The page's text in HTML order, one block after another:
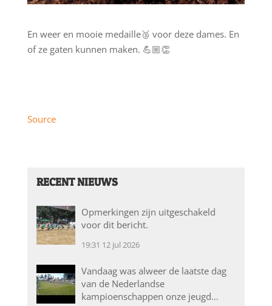
En weer en mooie medaille🥉 voor deze dames. En
of ze gaten kunnen maken. 💪🏼👏
Source
RECENT NIEUWS
Opmerkingen zijn uitgeschakeld
voor dit bericht.
19:31 12 jul 2026
Vandaag was alweer de laatste dag
van de Nederlandse
kampioenschappen onze jeugd…